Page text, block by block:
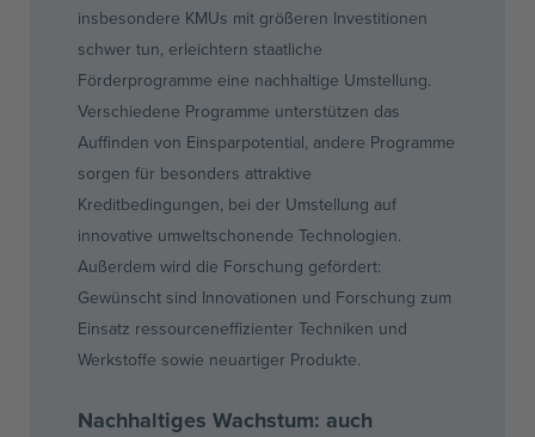
insbesondere KMUs mit größeren Investitionen
schwer tun, erleichtern staatliche
Förderprogramme eine nachhaltige Umstellung.
Verschiedene Programme unterstützen das
Auffinden von Einsparpotential, andere Programme
sorgen für besonders attraktive
Kreditbedingungen, bei der Umstellung auf
innovative umweltschonende Technologien.
Außerdem wird die Forschung gefördert:
Gewünscht sind Innovationen und Forschung zum
Einsatz ressourceneffizienter Techniken und
Werkstoffe sowie neuartiger Produkte.
Nachhaltiges Wachstum: auch